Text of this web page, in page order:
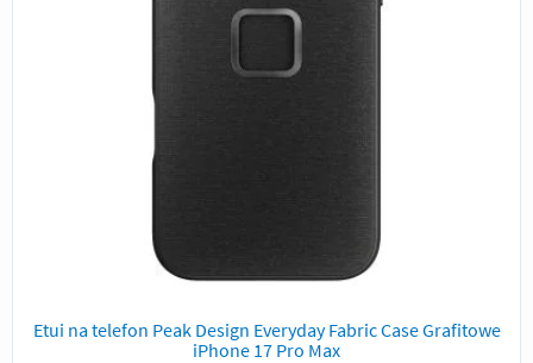
Etui na telefon Peak Design Everyday Fabric Case Grafitowe
iPhone 17 Pro Max